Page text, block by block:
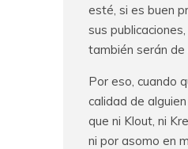
esté, si es buen
sus
también serán de
Por eso, cuando
calidad de
que ni Klout, ni
ni por asomo en